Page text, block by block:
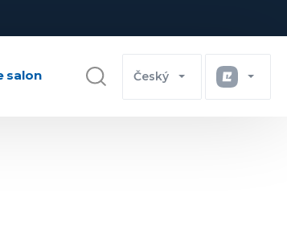
salon Český